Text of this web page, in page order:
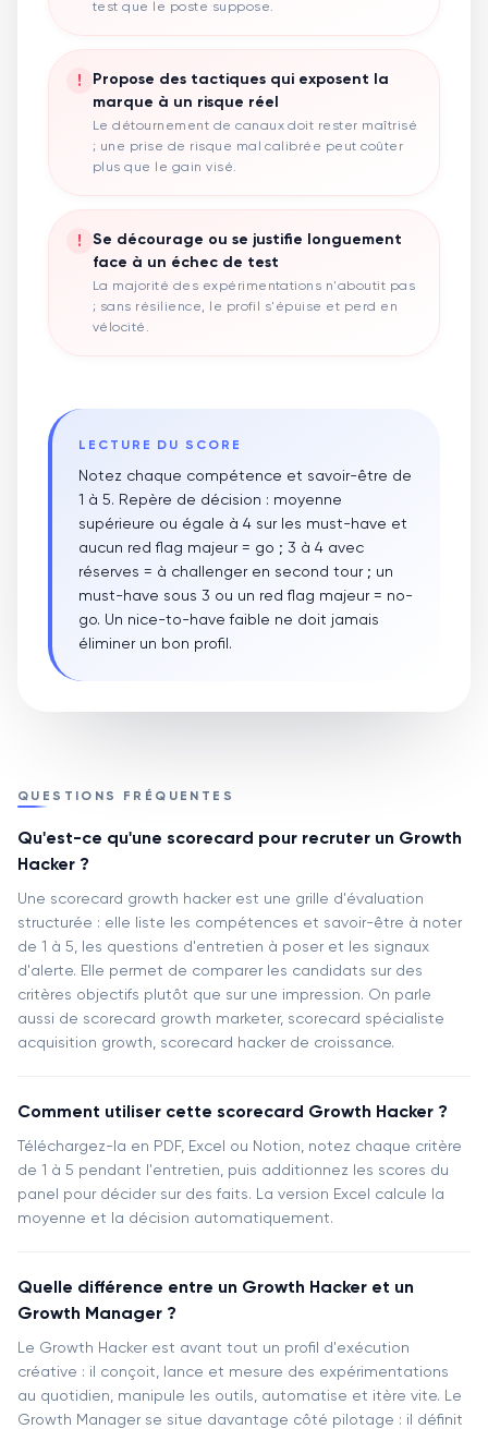
test que le poste suppose.
!
Propose des tactiques qui exposent la
marque à un risque réel
Le détournement de canaux doit rester maîtrisé
; une prise de risque mal calibrée peut coûter
plus que le gain visé.
!
Se décourage ou se justifie longuement
face à un échec de test
La majorité des expérimentations n'aboutit pas
; sans résilience, le profil s'épuise et perd en
vélocité.
LECTURE DU SCORE
Notez chaque compétence et savoir-être de
1 à 5. Repère de décision : moyenne
supérieure ou égale à 4 sur les must-have et
aucun red flag majeur = go ; 3 à 4 avec
réserves = à challenger en second tour ; un
must-have sous 3 ou un red flag majeur = no-
go. Un nice-to-have faible ne doit jamais
éliminer un bon profil.
QUESTIONS FRÉQUENTES
Qu'est-ce qu'une scorecard pour recruter un Growth
Hacker ?
Une scorecard growth hacker est une grille d'évaluation
structurée : elle liste les compétences et savoir-être à noter
de 1 à 5, les questions d'entretien à poser et les signaux
d'alerte. Elle permet de comparer les candidats sur des
critères objectifs plutôt que sur une impression. On parle
aussi de scorecard growth marketer, scorecard spécialiste
acquisition growth, scorecard hacker de croissance.
Comment utiliser cette scorecard Growth Hacker ?
Téléchargez-la en PDF, Excel ou Notion, notez chaque critère
de 1 à 5 pendant l'entretien, puis additionnez les scores du
panel pour décider sur des faits. La version Excel calcule la
moyenne et la décision automatiquement.
Quelle différence entre un Growth Hacker et un
Growth Manager ?
Le Growth Hacker est avant tout un profil d'exécution
créative : il conçoit, lance et mesure des expérimentations
au quotidien, manipule les outils, automatise et itère vite. Le
Growth Manager se situe davantage côté pilotage : il définit